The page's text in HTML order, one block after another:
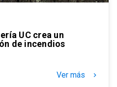
UC crea un
de incendios
Ver más keyboard_arrow_right